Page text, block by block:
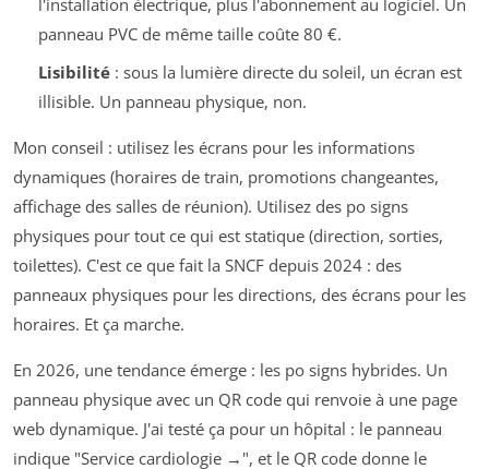
l'installation électrique, plus l'abonnement au logiciel. Un
panneau PVC de même taille coûte 80 €.
Lisibilité: sous la lumière directe du soleil, un écran est
illisible. Un panneau physique, non.
Mon conseil : utilisez les écrans pour les informations
dynamiques (horaires de train, promotions changeantes,
affichage des salles de réunion). Utilisez des po signs
physiques pour tout ce qui est statique (direction, sorties,
toilettes). C'est ce que fait la SNCF depuis 2024 : des
panneaux physiques pour les directions, des écrans pour les
horaires. Et ça marche.
En 2026, une tendance émerge : les po signs hybrides. Un
panneau physique avec un QR code qui renvoie à une page
web dynamique. J'ai testé ça pour un hôpital : le panneau
indique "Service cardiologie →", et le QR code donne le